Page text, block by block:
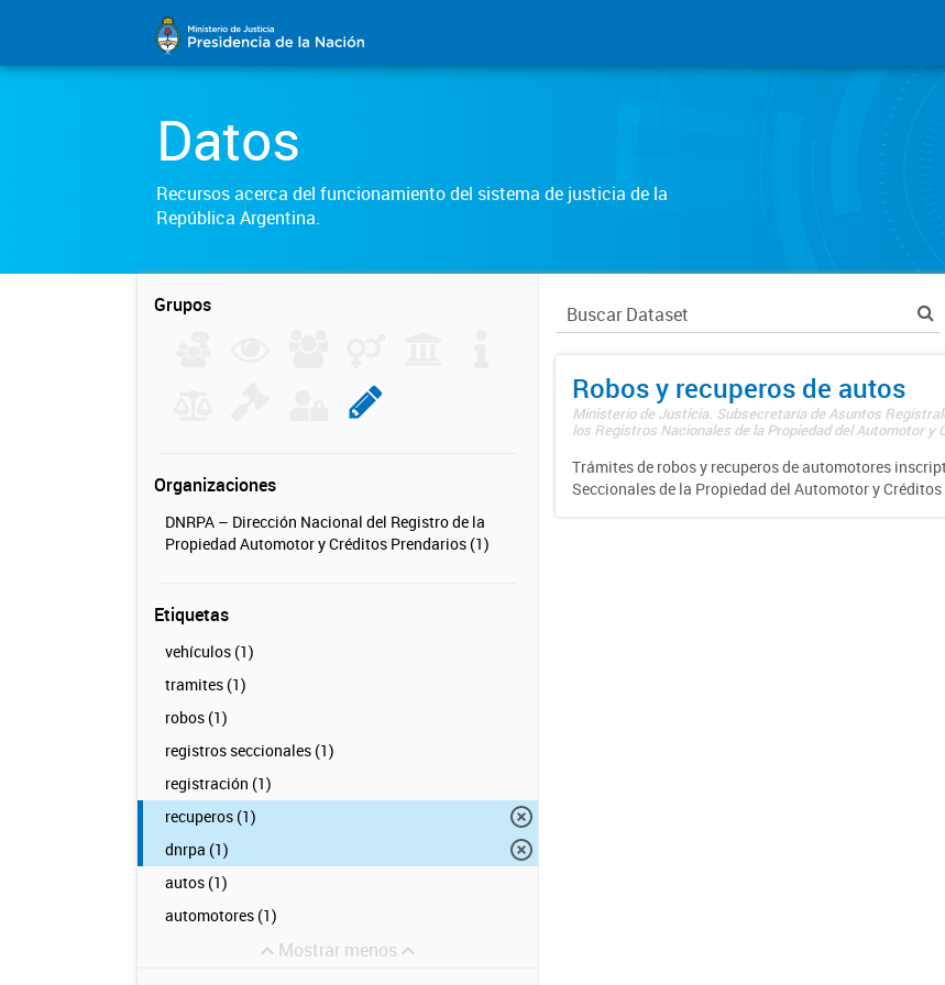
Datos
Recursos acerca del funcionamiento del sistema de justicia de la
República Argentina.
Grupos
Organizaciones
DNRPA – Dirección Nacional del Registro de la
Propiedad Automotor y Créditos Prendarios (1)
Etiquetas
vehículos (1)
tramites (1)
robos (1)
registros seccionales (1)
registración (1)
recuperos (1)
dnrpa (1)
autos (1)
automotores (1)
Mostrar menos
Robos y recuperos de autos
Ministerio de Justicia. Subsecretaría de Asuntos
los Registros Nacionales de la Propiedad del Automotor y
Trámites de robos y recuperos de automotores
Seccionales de la Propiedad del Automotor y Créditos